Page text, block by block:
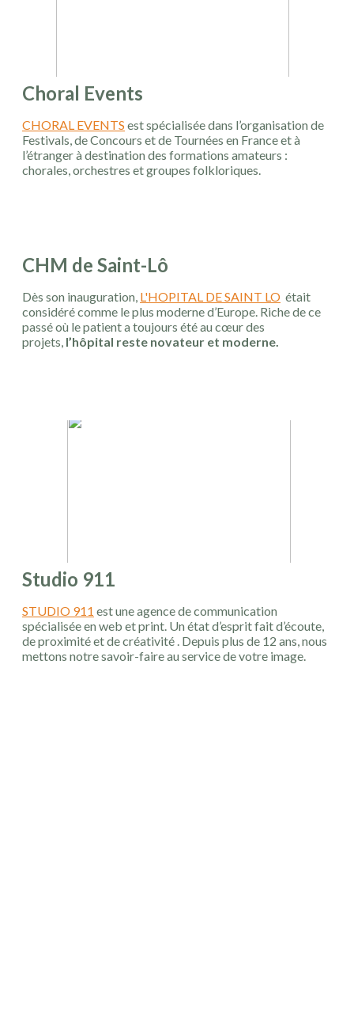
Choral Events
CHORAL EVENTS est spécialisée dans l’organisation de
Festivals, de Concours et de Tournées en France et à
l’étranger à destination des formations amateurs :
chorales, orchestres et groupes folkloriques.
CHM de Saint-Lô
Dès son inauguration, L'HOPITAL DE SAINT LO était
considéré comme le plus moderne d’Europe. Riche de ce
passé où le patient a toujours été au cœur des
projets, l’hôpital reste novateur et moderne.
Studio 911
STUDIO 911 est une agence de communication
spécialisée en web et print. Un état d’esprit fait d’écoute,
de proximité et de créativité . Depuis plus de 12 ans, nous
mettons notre savoir-faire au service de votre image.